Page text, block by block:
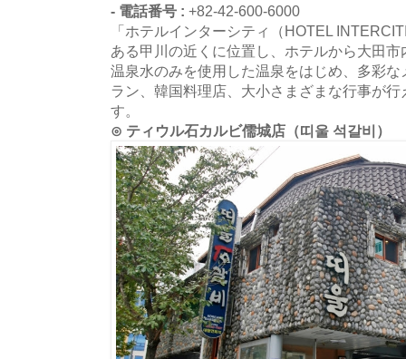
- 電話番号 : +82-42-600-6000
「ホテルインターシティ（HOTEL
ある甲川の近くに位置し、ホテルから大田
温泉水のみを使用した温泉をはじめ、多彩
ラン、韓国料理店、大小さまざまな行事が
す。
⊙ ティウル石カルビ儒城店（띠울 석갈비）